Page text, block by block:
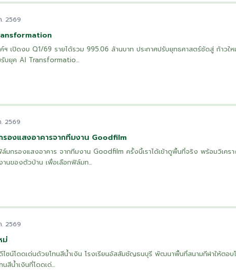
. 2569
เปิดงบ Q1/69 รายได้รวม 995.06 ล้านบาท ประกาศปรับยุทธศาสตร์ชัดสู่ ก้าวใ
บยุค AI Transformatio...
. 2569
องแสงอาคารจากทีมงาน Goodfilm
กรองแสงอาคาร จากทีมงาน Goodfilm ครั้งนี้เราได้เข้าดูพื้นที่จริง พร้อมวิเครา
นของตัวบ้าน เพื่อเลือกฟิล์มท...
. 2569
ม่
ซน์โดดเด่นด้วยโทนสีน้ำเงิน โรงเรียนอัสสัมชัญธนบุรี พัฒนาพื้นที่สนามกีฬาให้ตอบ
สีน้ำเงินที่โดดเด่...